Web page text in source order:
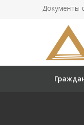
Документы